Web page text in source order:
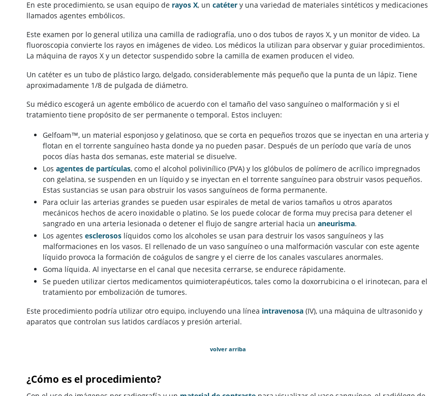
En este procedimiento, se usan equipo de rayos X, un catéter y una variedad de materiales sintéticos y medicaciones
llamados agentes embólicos.
Este examen por lo general utiliza una camilla de radiografía, uno o dos tubos de rayos X, y un monitor de video. La
fluoroscopia convierte los rayos en imágenes de video. Los médicos la utilizan para observar y guiar procedimientos.
La máquina de rayos X y un detector suspendido sobre la camilla de examen producen el video.
Un catéter es un tubo de plástico largo, delgado, considerablemente más pequeño que la punta de un lápiz. Tiene
aproximadamente 1/8 de pulgada de diámetro.
Su médico escogerá un agente embólico de acuerdo con el tamaño del vaso sanguíneo o malformación y si el
tratamiento tiene propósito de ser permanente o temporal. Estos incluyen:
Gelfoam™, un material esponjoso y gelatinoso, que se corta en pequeños trozos que se inyectan en una arteria y
flotan en el torrente sanguíneo hasta donde ya no pueden pasar. Después de un período que varía de unos
pocos días hasta dos semanas, este material se disuelve.
Los agentes de partículas, como el alcohol polivinílico (PVA) y los glóbulos de polímero de acrílico impregnados
con gelatina, se suspenden en un líquido y se inyectan en el torrente sanguíneo para obstruir vasos pequeños.
Estas sustancias se usan para obstruir los vasos sanguíneos de forma permanente.
Para ocluir las arterias grandes se pueden usar espirales de metal de varios tamaños u otros aparatos
mecánicos hechos de acero inoxidable o platino. Se los puede colocar de forma muy precisa para detener el
sangrado en una arteria lesionada o detener el flujo de sangre arterial hacia un aneurisma.
Los agentes esclerosos líquidos como los alcoholes se usan para destruir los vasos sanguíneos y las
malformaciones en los vasos. El rellenado de un vaso sanguíneo o una malformación vascular con este agente
líquido provoca la formación de coágulos de sangre y el cierre de los canales vasculares anormales.
Goma líquida. Al inyectarse en el canal que necesita cerrarse, se endurece rápidamente.
Se pueden utilizar ciertos medicamentos quimioterapéuticos, tales como la doxorrubicina o el irinotecan, para el
tratamiento por embolización de tumores.
Este procedimiento podría utilizar otro equipo, incluyendo una línea intravenosa (IV), una máquina de ultrasonido y
aparatos que controlan sus latidos cardíacos y presión arterial.
volver arriba
¿Cómo es el procedimiento?